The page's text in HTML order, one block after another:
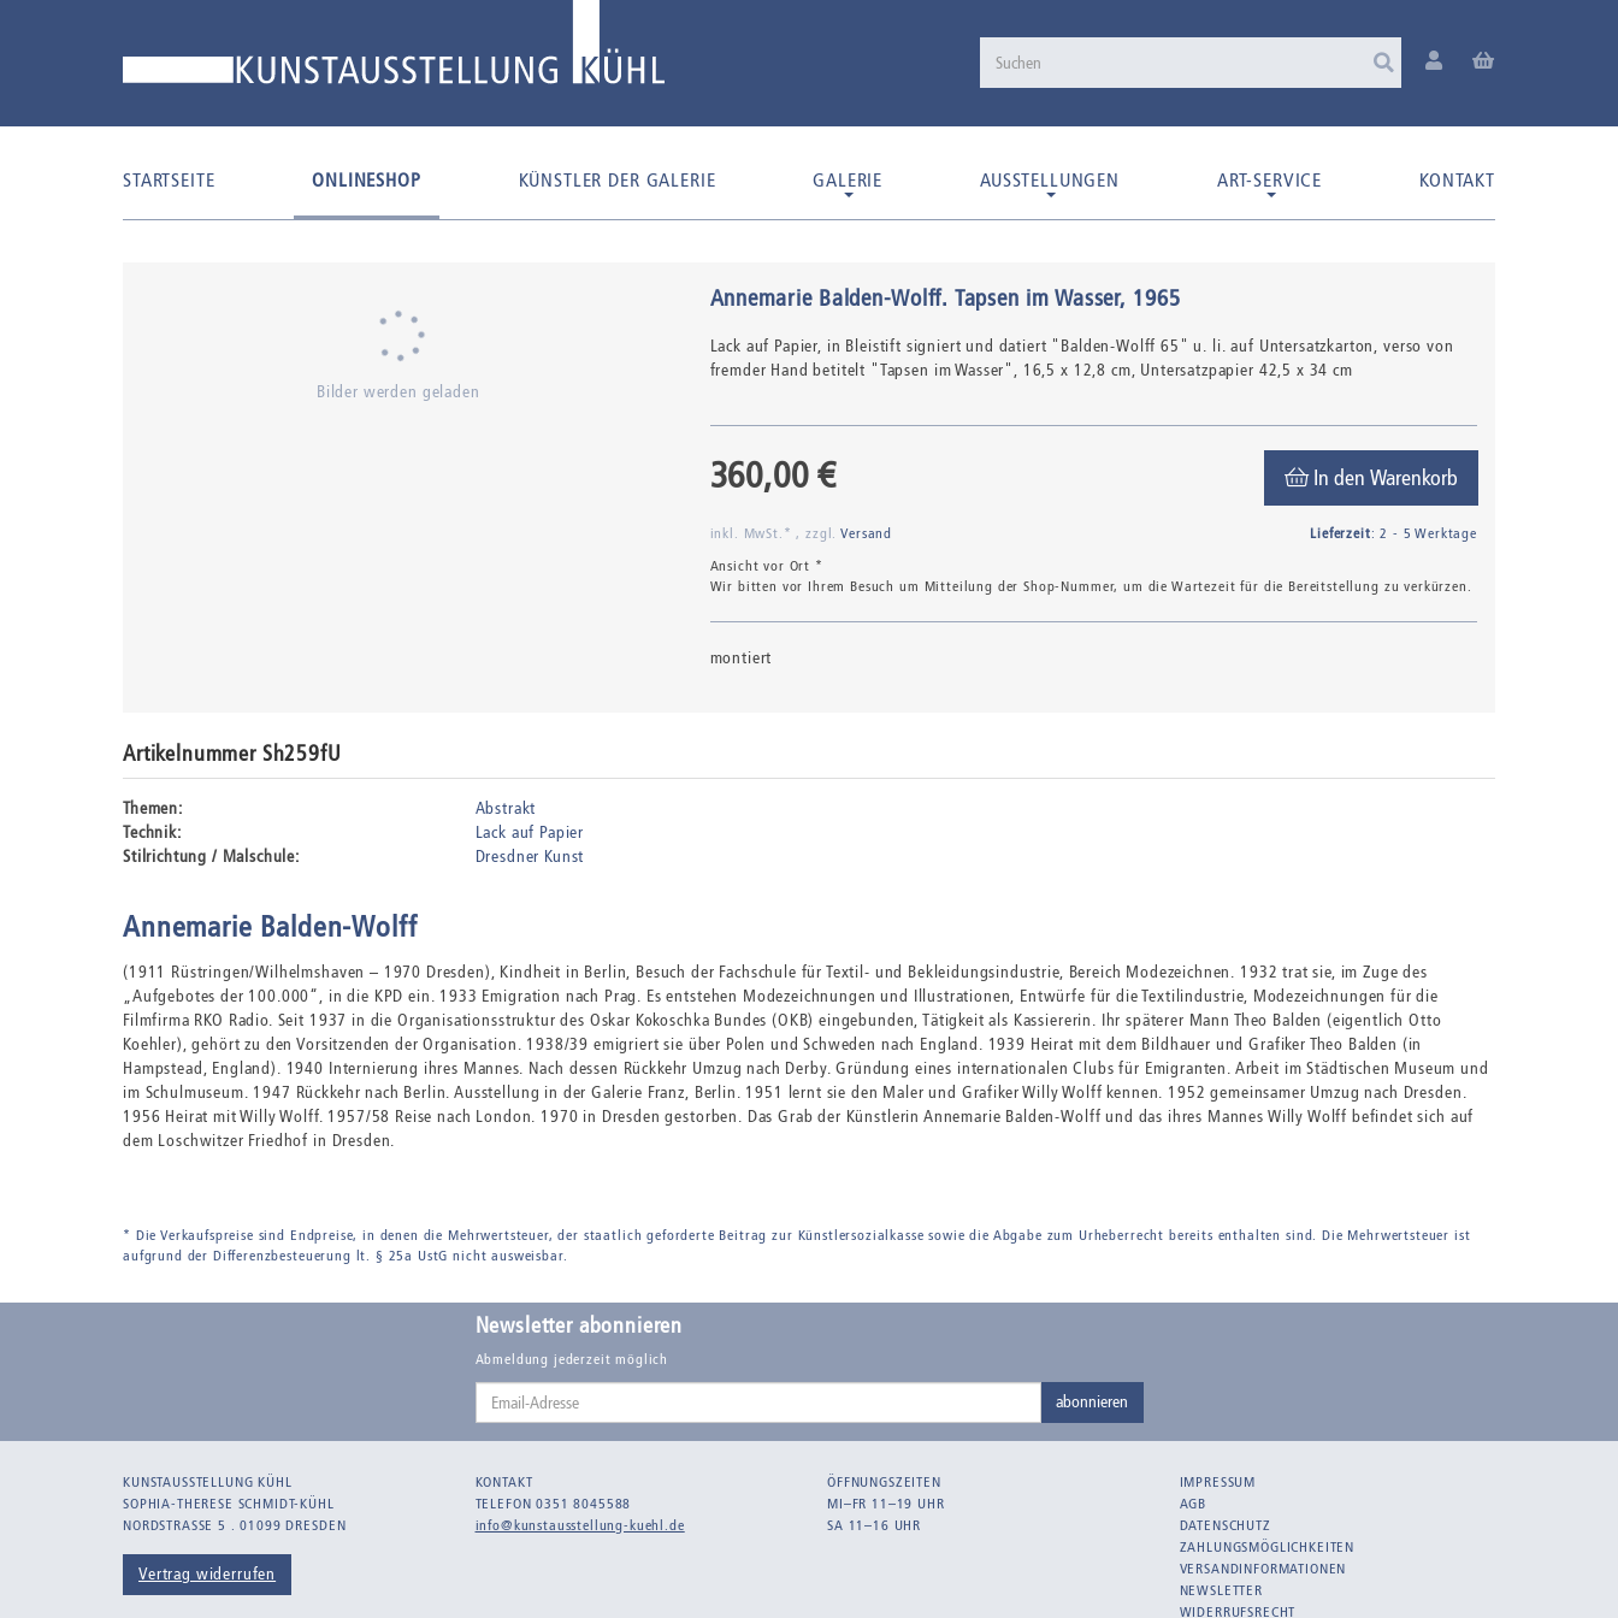
STARTSEITE ONLINESHOP KÜNSTLER DER GALERIE GALERIE AUSSTELLUNGEN ART-SERVICE KONTAKT
Bilder werden geladen
Annemarie Balden-Wolff. Tapsen im Wasser, 1965
Lack auf Papier, in Bleistift signiert und datiert "Balden-Wolff 65" u. li. auf Untersatzkarton, verso von
fremder Hand betitelt "Tapsen im Wasser" , 16,5 x 12,8 cm, Untersatzpapier 42,5 x 34 cm
360,00 €
inkl. MwSt.* , zzgl.Versand
In den Warenkorb
Lieferzeit: 2 - 5 Werktage
Ansicht vor Ort *
Wir bitten vor Ihrem Besuch um Mitteilung der Shop-Nummer, um die Wartezeit für die Bereitstellung zu verkürzen.
montiert
Artikelnummer Sh259fU
Themen:
Abstrakt
Technik:
Lack auf Papier
Stilrichtung / Malschule:
Dresdner Kunst
Annemarie Balden-Wolff
(1911 Rüstringen/Wilhelmshaven – 1970 Dresden), Kindheit in Berlin, Besuch der Fachschule für Textil- und Bekleidungsindustrie, Bereich Modezeichnen. 1932 trat sie, im Zuge des
„Aufgebotes der 100.000“, in die KPD ein. 1933 Emigration nach Prag. Es entstehen Modezeichnungen und Illustrationen, Entwürfe für die Textilindustrie, Modezeichnungen für die
Filmfirma RKO Radio. Seit 1937 in die Organisationsstruktur des Oskar Kokoschka Bundes (OKB) eingebunden, Tätigkeit als Kassiererin. Ihr späterer Mann Theo Balden (eigentlich Otto
Koehler), gehört zu den Vorsitzenden der Organisation. 1938/39 emigriert sie über Polen und Schweden nach England. 1939 Heirat mit dem Bildhauer und Grafiker Theo Balden (in
Hampstead, England). 1940 Internierung ihres Mannes. Nach dessen Rückkehr Umzug nach Derby. Gründung eines internationalen Clubs für Emigranten. Arbeit im Städtischen Museum und
im Schulmuseum. 1947 Rückkehr nach Berlin. Ausstellung in der Galerie Franz, Berlin. 1951 lernt sie den Maler und Grafiker Willy Wolff kennen. 1952 gemeinsamer Umzug nach Dresden.
1956 Heirat mit Willy Wolff. 1957/58 Reise nach London. 1970 in Dresden gestorben. Das Grab der Künstlerin Annemarie Balden-Wolff und das ihres Mannes Willy Wolff befindet sich auf
dem Loschwitzer Friedhof in Dresden.
* Die Verkaufspreise sind Endpreise, in denen die Mehrwertsteuer, der staatlich geforderte Beitrag zur Künstlersozialkasse sowie die Abgabe zum Urheberrecht bereits enthalten sind. Die Mehrwertsteuer ist
aufgrund der Differenzbesteuerung lt. § 25a UstG nicht ausweisbar.
Newsletter abonnieren
Abmeldung jederzeit möglich
Email-
abonnieren
KUNSTAUSSTELLUNG KÜHL
SOPHIA-THERESE SCHMIDT-KÜHL
NORDSTRASSE 5 . 01099 DRESDEN
Vertrag widerrufen
KONTAKT
TELEFON 0351 8045588
info@kunstausstellung-kuehl.de
ÖFFNUNGSZEITEN
MI–FR 11–19 UHR
SA 11–16 UHR
IMPRESSUM
AGB
DATENSCHUTZ
ZAHLUNGSMÖGLICHKEITEN
VERSANDINFORMATIONEN
NEWSLETTER
WIDERRUFSRECHT